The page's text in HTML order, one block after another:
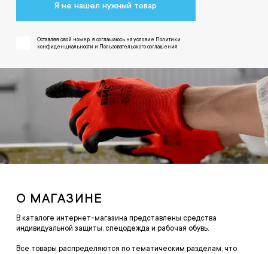
Я не нашел нужный товар
Оставляя свой номер, я соглашаюсь на условие Политики
конфиденциальности и Пользовательского соглашения
О МАГАЗИНЕ
В каталоге интернет-магазина представлены средства
индивидуальной защиты, спецодежда и рабочая обувь.
Все товары распределяются по тематическим разделам, что